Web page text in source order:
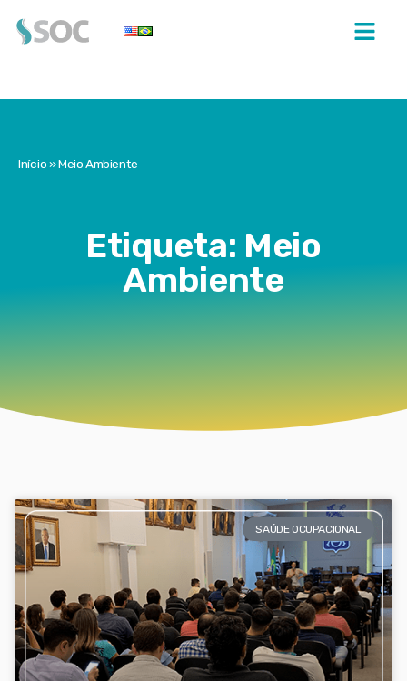
Início»Meio Ambiente
Etiqueta: Meio
Ambiente
SAÚDE OCUPACIONAL